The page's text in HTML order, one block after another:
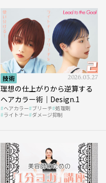
技術 2026.03.27
理想の仕上がりから逆算する
ヘアカラー術｜Design.1
ヘアカラー ブリーチ 処理剤
ライトナー ダメージ抑制